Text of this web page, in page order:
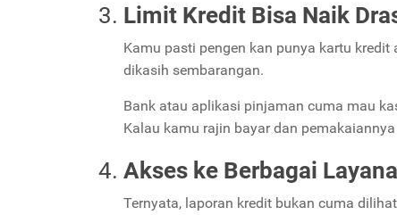
Limit Kredit Bisa Naik
Kamu pasti pengen kan punya kartu kredit
dikasih sembarangan.
Bank atau aplikasi pinjaman cuma mau
Kalau kamu rajin bayar dan
Akses ke Berbagai
Ternyata, laporan kredit bukan cuma